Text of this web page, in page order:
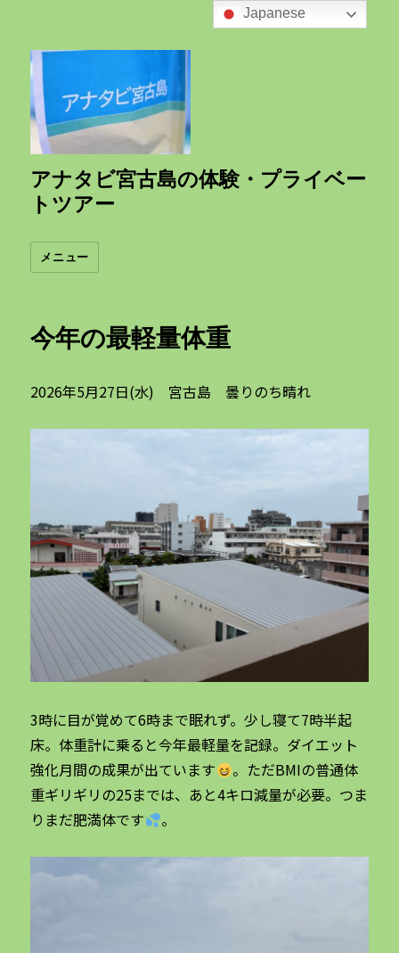
アナタビ宮古島の体験・プライベー
トツアー
メニュー
今年の最軽量体重
2026年5月27日(水) 宮古島 曇りのち晴れ
3時に目が覚めて6時まで眠れず。少し寝て7時半起
床。体重計に乗ると今年最軽量を記録。ダイエット
強化月間の成果が出ています
。ただBMIの普通体
重ギリギリの25までは、あと4キロ減量が必要。つま
りまだ肥満体です
。
Japanese